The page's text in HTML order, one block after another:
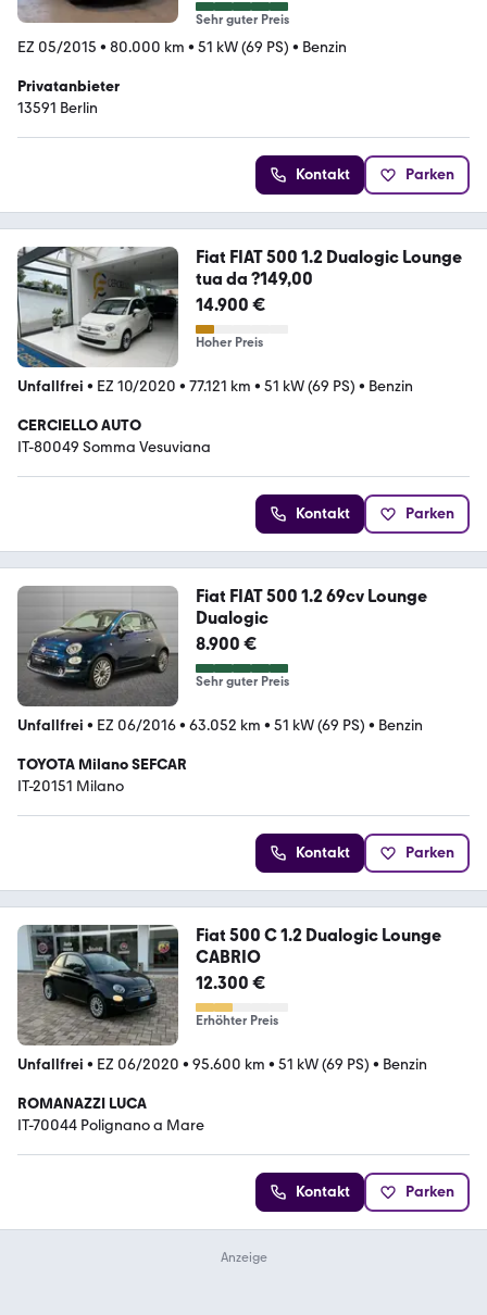
Sehr guter Preis
EZ 05/2015 • 80.000 km • 51 kW (69 PS) • Benzin
Privatanbieter
13591 Berlin
Kontakt Parken
Fiat FIAT 500 1.2 Dualogic Lounge
tua da ?149,00
14.900 €
Hoher Preis
Unfallfrei • EZ 10/2020 • 77.121 km • 51 kW (69 PS) • Benzin
CERCIELLO AUTO
IT-80049 Somma Vesuviana
Kontakt Parken
Fiat FIAT 500 1.2 69cv Lounge
Dualogic
8.900 €
Sehr guter Preis
Unfallfrei • EZ 06/2016• 63.052 km • 51 kW (69 PS) • Benzin
TOYOTA Milano SEFCAR
IT-20151 Milano
Kontakt Parken
Fiat 500 C 1.2 Dualogic Lounge
CABRIO
12.300 €
Erhöhter Preis
Unfallfrei • EZ 06/2020 • 95.600 km • 51 kW (69 PS) • Benzin
ROMANAZZI LUCA
IT-70044 Polignano a Mare
Kontakt Parken